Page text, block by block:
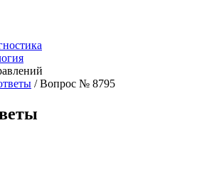
/ Вопрос № 8795